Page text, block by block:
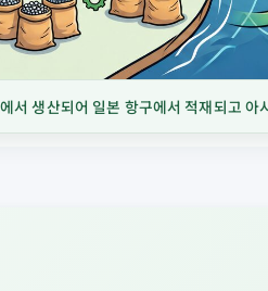
서 생산되어 일본 항구에서 적재되고 아